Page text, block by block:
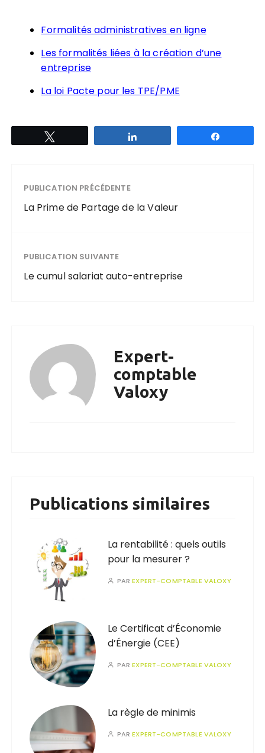
Formalités administratives en ligne
Les formalités liées à la création d’une
entreprise
La loi Pacte pour les TPE/PME
PUBLICATION PRÉCÉDENTE
La Prime de Partage de la Valeur
PUBLICATION SUIVANTE
Le cumul salariat auto-entreprise
Expert-
comptable
Valoxy
Publications similaires
La rentabilité : quels outils
pour la mesurer ?
PAREXPERT-COMPTABLE VALOXY
Le Certificat d’Économie
d’Énergie (CEE)
PAREXPERT-COMPTABLE VALOXY
La règle de minimis
PAREXPERT-COMPTABLE VALOXY